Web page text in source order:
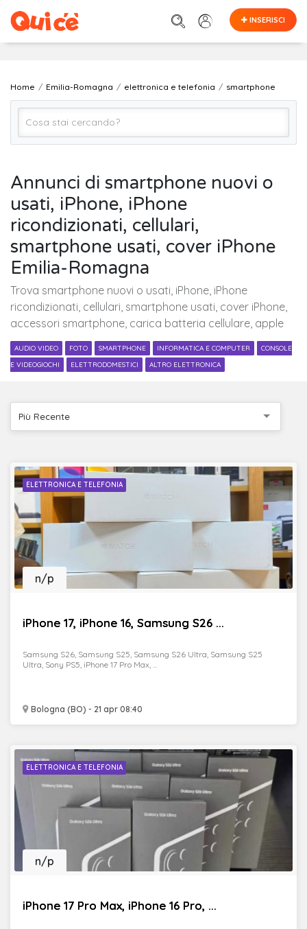
INSERISCI
Home Emilia-Romagna elettronica e telefonia smartphone
EMILIA-ROMAGNA (regione)
Cerca
Annunci di smartphone nuovi o
usati, iPhone, iPhone
ricondizionati, cellulari,
smartphone usati, cover iPhone
Emilia-Romagna
Trova smartphone nuovi o usati, iPhone, iPhone
ricondizionati, cellulari, smartphone usati, cover iPhone,
accessori smartphone, carica batteria cellulare, apple
AUDIO VIDEO FOTO SMARTPHONE INFORMATICA E COMPUTER
CONSOLE
E VIDEOGIOCHI
ELETTRODOMESTICI ALTRO ELETTRONICA
Più Recente
ELETTRONICA E TELEFONIA
iPhone 17, iPhone 16, Samsung S26 ...
Bologna (BO) - 21 apr 08:40
n/p
Samsung S26, Samsung S25, Samsung S26 Ultra, Samsung S25
Ultra, Sony PS5, iPhone 17 Pro Max, ...
ELETTRONICA E TELEFONIA
iPhone 17 Pro Max, iPhone 16 Pro, ...
n/p